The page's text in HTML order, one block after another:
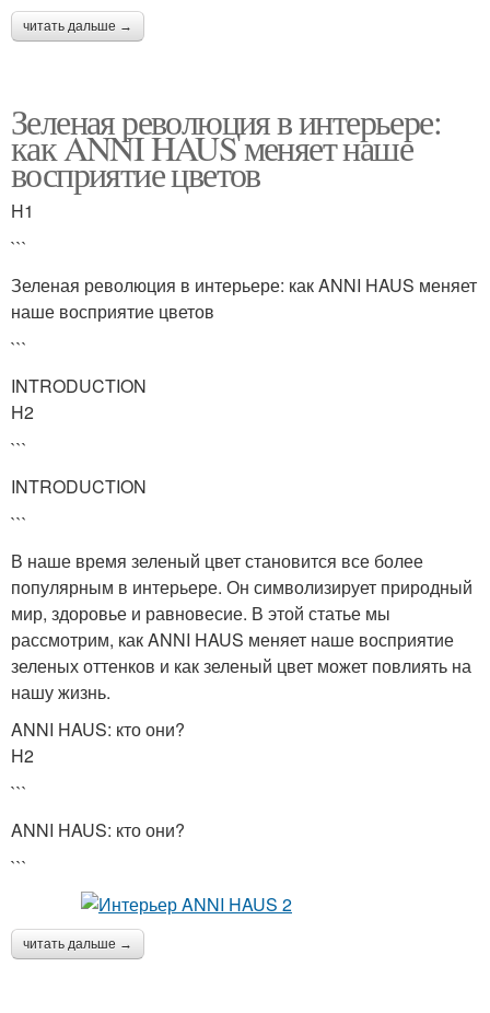
читать дальше →
Зеленая революция в интерьере:
как ANNI HAUS меняет наше
восприятие цветов
H1
```
Зеленая революция в интерьере: как ANNI HAUS меняет
наше восприятие цветов
```
INTRODUCTION
H2
```
INTRODUCTION
```
В наше время зеленый цвет становится все более
популярным в интерьере. Он символизирует природный
мир, здоровье и равновесие. В этой статье мы
рассмотрим, как ANNI HAUS меняет наше восприятие
зеленых оттенков и как зеленый цвет может повлиять на
нашу жизнь.
ANNI HAUS: кто они?
H2
```
ANNI HAUS: кто они?
```
читать дальше →